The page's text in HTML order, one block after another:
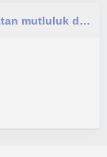
Resime merakı olanlar! Size yardımcı olmaktan mutluluk duyarım!